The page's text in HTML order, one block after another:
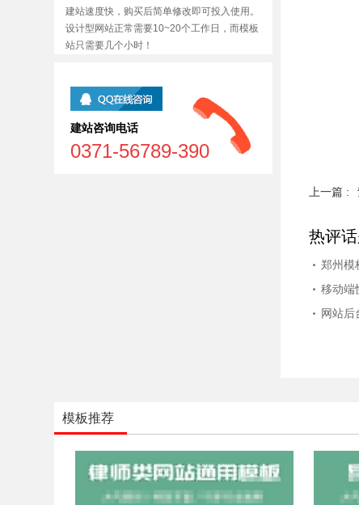
建站速度快，购买后简单修改即可投入使用。
设计型网站正常需要10~20个工作日，而模板
站只需要几个小时！
建站咨询电话
0371-56789-390
上一篇 :
热评
郑州模
移动端
网站
模板推荐